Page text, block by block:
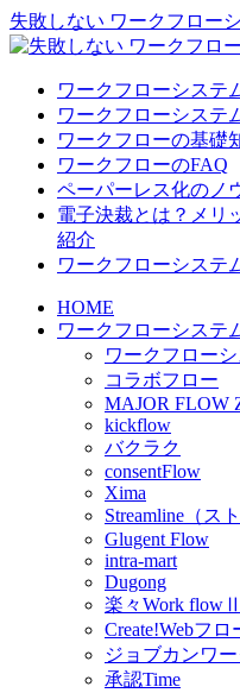
失敗しない ワークフロー
ワークフローシステ
ワークフローシステ
ワークフローの基礎
ワークフローのFAQ
ペーパーレス化のノ
電子決裁とは？メリ
紹介
ワークフローシステ
HOME
ワークフローシステ
ワークフロー
コラボフロー
MAJOR FLOW
kickflow
バクラク
consentFlow
Xima
Streamline（ス
Glugent Flow
intra-mart
Dugong
楽々Work flowⅡ
Create!Webフロ
ジョブカンワ
承認Time